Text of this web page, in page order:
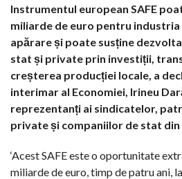
Instrumentul european SAFE
miliarde de euro pentru industria
apărare și poate susține
stat și private prin investiții,
creșterea producției locale, a
interimar al Economiei, Irineu
reprezentanți ai sindicatelor,
private și companiilor de stat din
‘Acest SAFE este o oportunitate
miliarde de euro, timp de patru ani,